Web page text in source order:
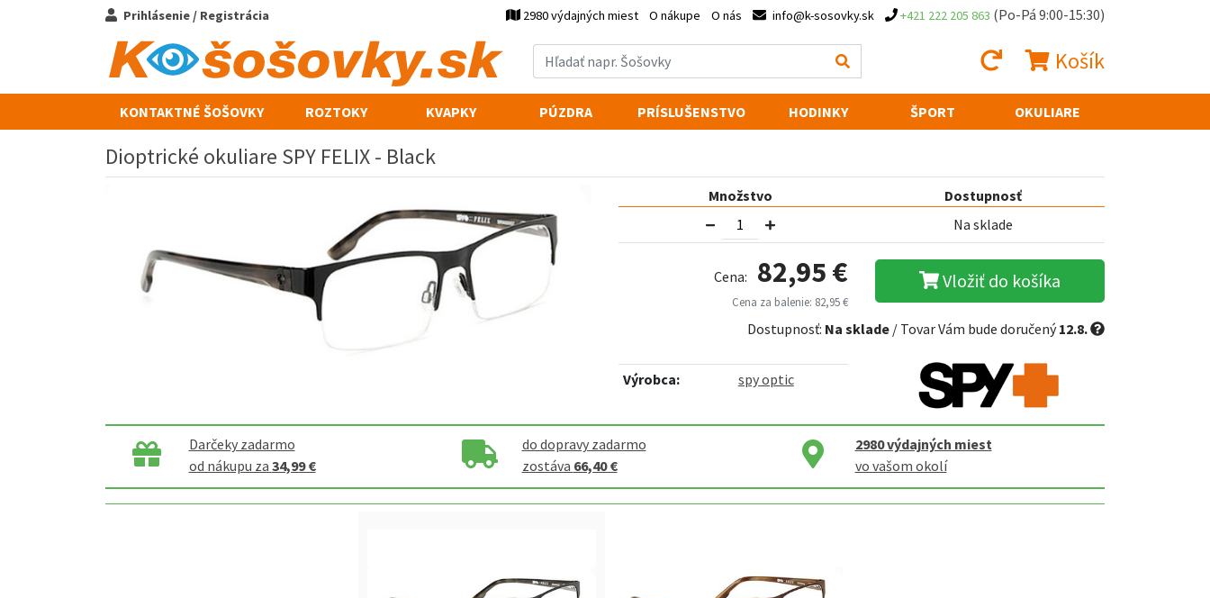
Prihlásenie / Registrácia 2980 výdajných miest O nákupe O nás info@k-sosovky.sk +421 222 205 863 (Po-Pá 9:00-15:30)
Košík
KONTAKTNÉ ŠOŠOVKY ROZTOKY KVAPKY PÚZDRA PRÍSLUŠENSTVO HODINKY ŠPORT OKULIARE
Dioptrické okuliare SPY FELIX - Black
Množstvo
Dostupnosť
Na sklade
Cena: 82,95 €
Cena za balenie: 82,95 €
Vložiť do košíka
Dostupnosť: Na sklade / Tovar Vám bude doručený12.8.
Výrobca: spy optic
Darčeky zadarmo
od nákupu za 34,99 €
do dopravy zadarmo
zostáva 66,40 €
2980výdajných miest
vo vašom okolí